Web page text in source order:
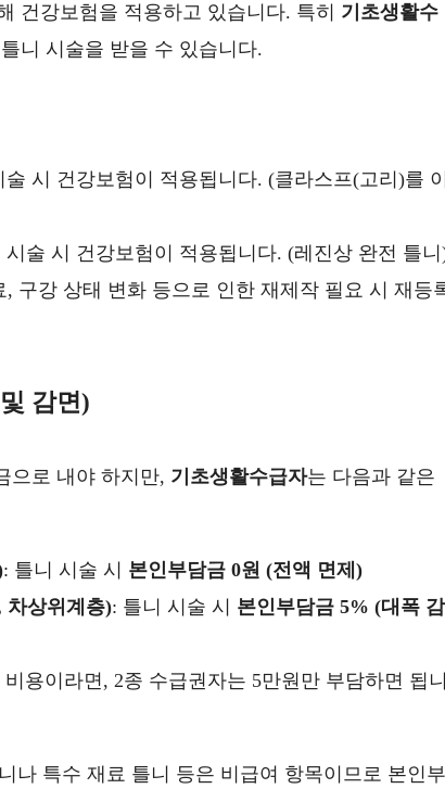
건강보험을 적용하고 있습니다. 특히 기초생활수
니 시술을 받을 수 있습니다.
시 건강보험이 적용됩니다. (클라스프(고리)를
술 시 건강보험이 적용됩니다. (레진상 완전 틀
구강 상태 변화 등으로 인한 재제작 필요 시 재등
감면)
으로 내야 하지만, 기초생활수급자는 다음과 같은
: 틀니 시술 시 본인부담금 0원 (전액 면제)
차상위계층): 틀니 시술 시 본인부담금 5% (대폭 감
용이라면, 2종 수급권자는 5만원만 부담하면 됩
나 특수 재료 틀니 등은 비급여 항목이므로 본인부